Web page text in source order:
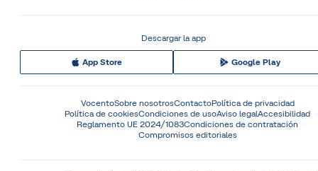
Descargar la app
App Store Google Play
VocentoSobre nosotrosContactoPolítica de privacidad
Política de cookiesCondiciones de usoAviso legalAccesibilidad
Reglamento UE 2024/1083Condiciones de contratación
Compromisos editoriales